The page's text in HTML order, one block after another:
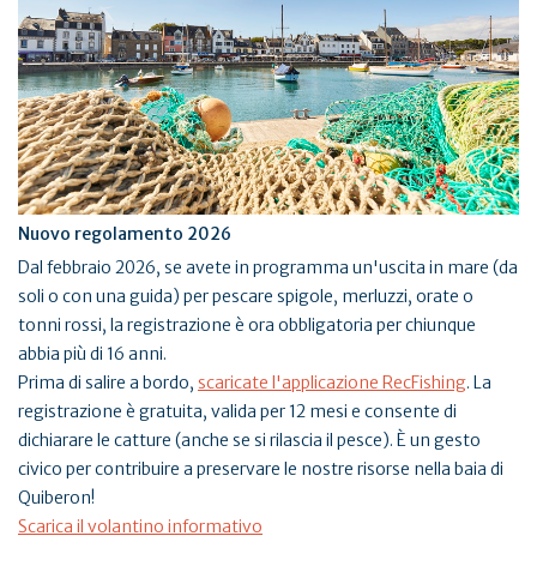
Nuovo regolamento 2026
Dal febbraio 2026, se avete in programma un'uscita in mare (da
soli o con una guida) per pescare spigole, merluzzi, orate o
tonni rossi, la registrazione è ora obbligatoria per chiunque
abbia più di 16 anni.
Prima di salire a bordo, scaricate l'applicazione RecFishing. La
registrazione è gratuita, valida per 12 mesi e consente di
dichiarare le catture (anche se si rilascia il pesce). È un gesto
civico per contribuire a preservare le nostre risorse nella baia di
Quiberon!
Scarica il volantino informativo